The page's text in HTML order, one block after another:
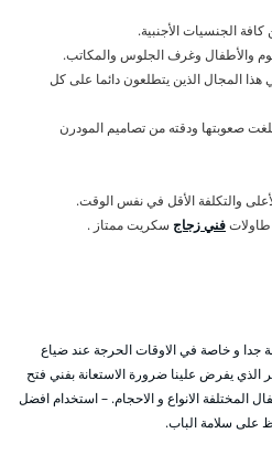
الجنسيات الأجنبية.
والأطفال وغرف الجلوس والمكاتب.
المجال الذين يتطلعون دائما على كل
صعوبتها ودقته من تصاميم المودرن
والتكلفة الأقل في نفس الوقت.
فني زجاج سكريت ممتاز .
جدا و خاصة في الاوقات الحرجة عند ضياع
الذي يفرض علينا ضرورة الاستعانة بفني فتح
المختلفة الانواع و الاحجام. – استخدام افضل
على سلامة الباب.